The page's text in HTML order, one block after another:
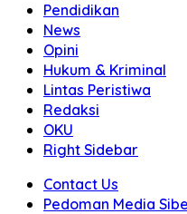
Pendidikan
News
Opini
Hukum & Kriminal
Lintas Peristiwa
Redaksi
OKU
Right Sidebar
Contact Us
Pedoman Media